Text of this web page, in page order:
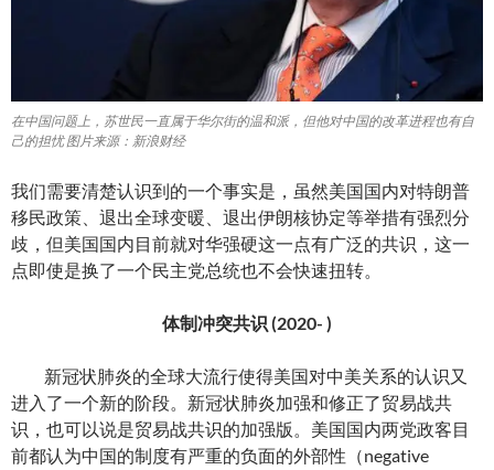
在中国问题上，苏世民一直属于华尔街的温和派，但他对中国的改革进程也有自
己的担忧 图片来源：新浪财经
我们需要清楚认识到的一个事实是，虽然美国国内对特朗普
移民政策、退出全球变暖、退出伊朗核协定等举措有强烈分
歧，但美国国内目前就对华强硬这一点有广泛的共识，这一
点即使是换了一个民主党总统也不会快速扭转。
体制冲突共识 (2020- )
新冠状肺炎的全球大流行使得美国对中美关系的认识又
进入了一个新的阶段。新冠状肺炎加强和修正了贸易战共
识，也可以说是贸易战共识的加强版。美国国内两党政客目
前都认为中国的制度有严重的负面的外部性（negative